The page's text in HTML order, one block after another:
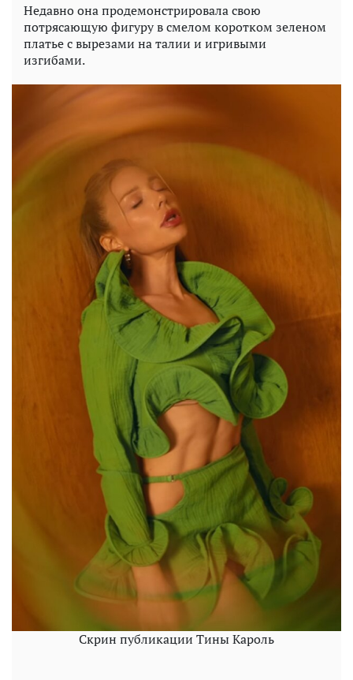
Недавно она продемонстрировала свою
потрясающую фигуру в смелом коротком зеленом
платье с вырезами на талии и игривыми
изгибами.
Скрин публикации Тины Кароль